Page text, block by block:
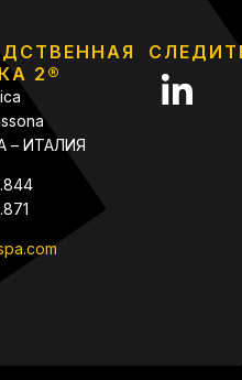
2®
– ИТАЛИЯ